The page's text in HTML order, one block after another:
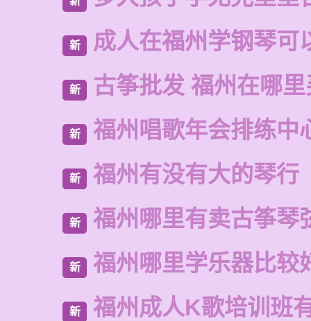
新 成人在福州学钢琴可
新 古筝批发 福州在哪
新 福州唱歌年会排练中
新 福州有没有大的琴行
新 福州哪里有卖古筝琴
新 福州哪里学乐器比较
新 福州成人K歌培训班